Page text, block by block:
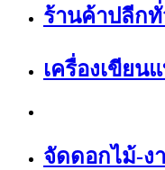
ร้านค้าปลีกทั่
เครื่องเขียน
จัดดอกไม้-ง